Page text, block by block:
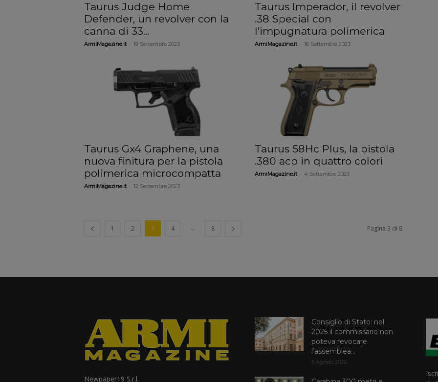
Taurus Judge Home
Defender, un revolver con la
canna di 33...
ArmiMagazine.it 19 Settembre 2023
Taurus Imperador, il revolver
.38 Special con
l’impugnatura polimerica
ArmiMagazine.it 16 Settembre 2023
Taurus Gx4 Graphene, una
nuova finitura per la pistola
polimerica microcompatta
ArmiMagazine.it 12 Settembre 2023
Taurus 58Hc Plus, la pistola
.380 acp in quattro colori
ArmiMagazine.it 4 Settembre 2023
1 2 3 4 ... 8 Pagina 3 di 8
Newpaper19 S.r.l.
Consiglio di Stato: nel
2025 il commissario non
poteva revocare
l’assemblea...
5 Agosto 2026